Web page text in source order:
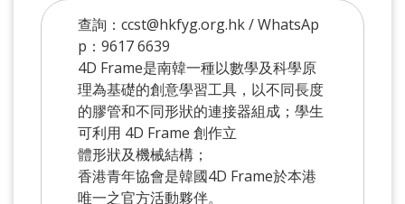
查詢：ccst@hkfyg.org.hk / WhatsAp
p：9617 6639
4D Frame是南韓一種以數學及科學原
理為基礎的創意學習工具，以不同長度
的膠管和不同形狀的連接器組成；學生
可利用 4D Frame 創作立
體形狀及機械結構；
香港青年協會是韓國4D Frame於本港
唯一之官方活動夥伴。